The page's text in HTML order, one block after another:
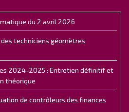
du 2 avril 2026
techniciens géomètres
2024-2025 : Entretien définitif et
théorique
de contrôleurs des finances